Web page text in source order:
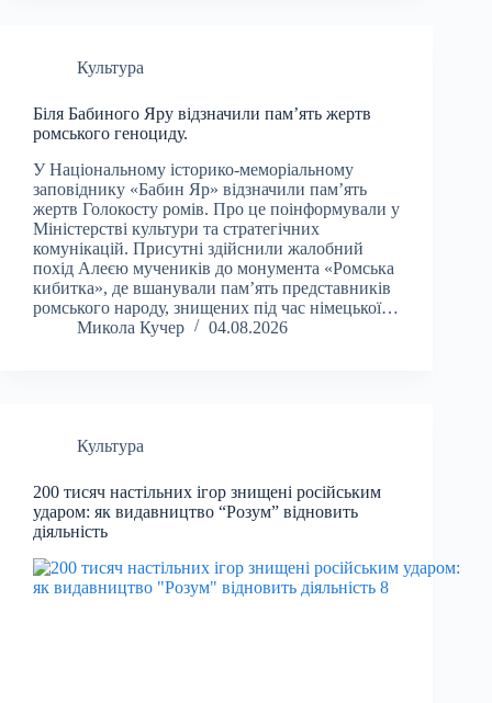
Культура
Біля Бабиного Яру відзначили пам’ять жертв
ромського геноциду.
У Національному історико-меморіальному
заповіднику «Бабин Яр» відзначили пам’ять
жертв Голокосту ромів. Про це поінформували у
Міністерстві культури та стратегічних
комунікацій. Присутні здійснили жалобний
похід Алеєю мучеників до монумента «Ромська
кибитка», де вшанували пам’ять представників
ромського народу, знищених під час німецької…
Микола Кучер
04.08.2026
Культура
200 тисяч настільних ігор знищені російським
ударом: як видавництво “Розум” відновить
діяльність